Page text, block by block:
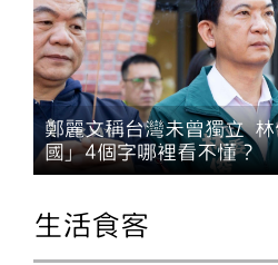
鄭麗文稱台灣未曾獨立
國」4個字哪裡看不懂？
生活食客